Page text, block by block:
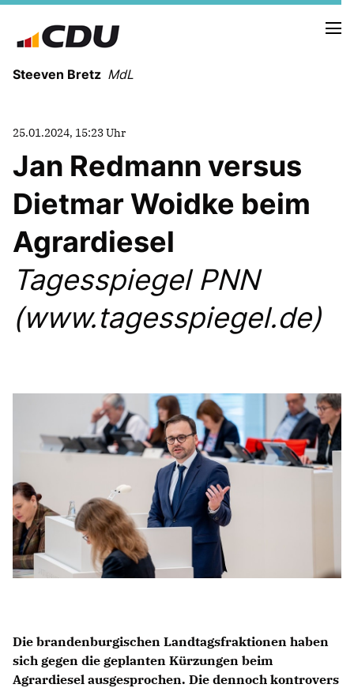
Steeven Bretz MdL
VITA
WAHLKREISBESUCHE
PRESSEFOTOS
MEIN BÜRGERBÜRO
MEIN WAHLKREIS
ZIELE
CDU Deutschland
CDU Fraktion im Brandenburger Landtag
CDU Brandenburg
CDU Potsdam
25.01.2024, 15:23 Uhr
Jan Redmann versus
Dietmar Woidke beim
Agrardiesel
Tagesspiegel PNN
(www.tagesspiegel.de)
Die brandenburgischen Landtagsfraktionen haben
sich gegen die geplanten Kürzungen beim
Agrardiesel ausgesprochen. Die dennoch kontrovers